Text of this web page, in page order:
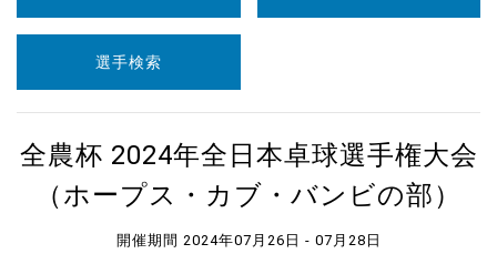
選手検索
全農杯 2024年全日本卓球選手権大会
（ホープス・カブ・バンビの部）
開催期間 2024年07月26日 - 07月28日